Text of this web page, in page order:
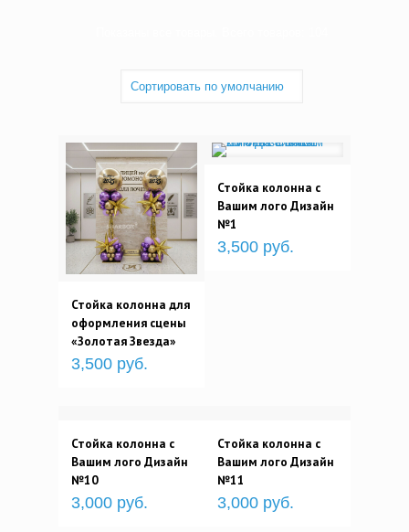
Стойка колонна для
оформления сцены
«Золотая Звезда»
3,500 руб.
Стойка колонна с
Вашим лого Дизайн
№1
3,500 руб.
Стойка колонна с
Вашим лого Дизайн
№10
3,000 руб.
Стойка колонна с
Вашим лого Дизайн
№11
3,000 руб.